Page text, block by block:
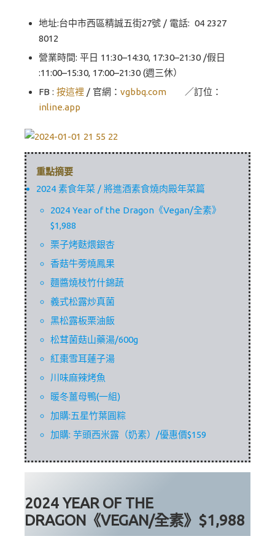
地址:台中市西區精誠五街27號 / 電話: 04 2327
8012
營業時間: 平日 11:30–14:30, 17:30–21:30 /假日
:11:00–15:30, 17:00–21:30 (週三休）
FB : 按這裡 / 官網： vgbbq.com／訂位：
inline.app
重點摘要
2024 素食年菜 / 將進酒素食燒肉殿年菜篇
2024 Year of the Dragon《Vegan/全素》
$1,988
栗子烤麩煨銀杏
香菇牛蒡燒鳳果
麵醬燒枝竹什錦蔬
義式松露炒真菌
黑松露板栗油飯
松茸菌菇山藥湯/600g
紅棗雪耳蓮子湯
川味麻辣烤魚
暖冬薑母鴨(一組)
加購:五星竹葉圓粽
加購: 芋頭西米露（奶素）/優惠價$159
2024 YEAR OF THE
DRAGON《VEGAN/全素》$1,988